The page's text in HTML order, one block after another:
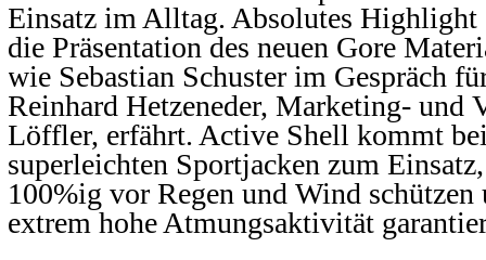
Einsatz im Alltag. Absolutes Highlight
die Präsentation des neuen Gore
wie Sebastian Schuster im Gespräch
Reinhard Hetzeneder, Marketing- und
Löffler, erfährt. Active Shell kommt
superleichten Sportjacken zum
100%ig vor Regen und Wind schützen
extrem hohe Atmungsaktivität